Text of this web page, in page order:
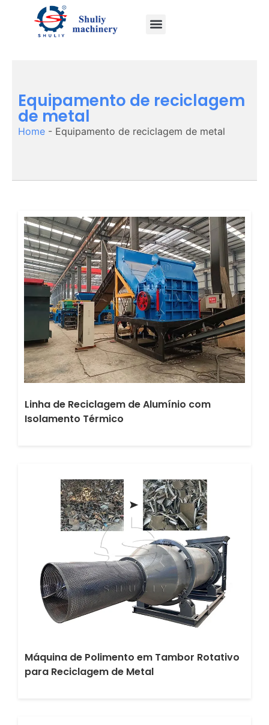
Equipamento de reciclagem
de metal
Home - Equipamento de reciclagem de metal
Linha de Reciclagem de Alumínio com
Isolamento Térmico
Máquina de Polimento em Tambor Rotativo
para Reciclagem de Metal